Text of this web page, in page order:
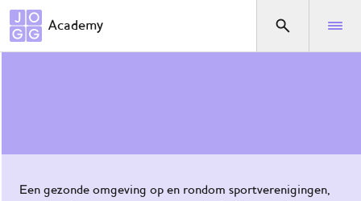
Direct naar het menu
Gemeentelijk beleid in de sport
Een gezonde omgeving op en rondom sportverenigingen,
Academy
zoek?